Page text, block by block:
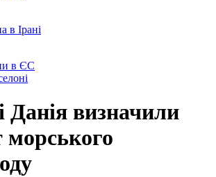
в Ірані
в ЄС
визначили